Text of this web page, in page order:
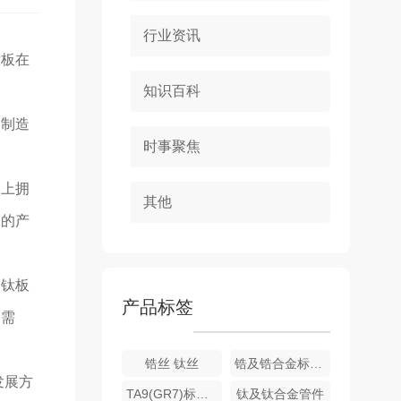
在
造
拥
产
板
展方
行业资讯
知识百科
时事聚焦
其他
产品标签
锆丝 钛丝 锆及锆合金标准件
TA9(GR7)标准件 钛及钛合金管件